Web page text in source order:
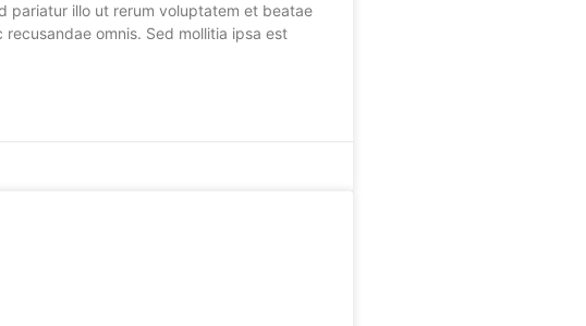
pariatur illo ut rerum voluptatem et beatae
omnis. Sed mollitia ipsa est